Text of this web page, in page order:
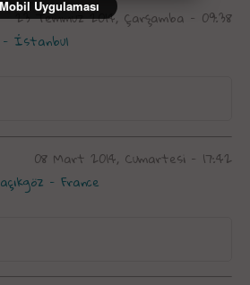
23 Temmuz 2014, Çarşamba - 09:38
- İstanbul
08 Mart 2014, Cumartesi - 17:42
- France
Mobil Uygulaması